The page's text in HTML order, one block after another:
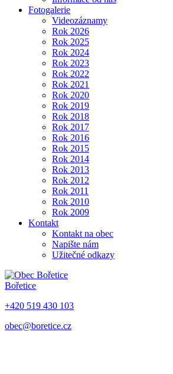
Fotogalerie
Videozáznamy
Rok 2026
Rok 2025
Rok 2024
Rok 2023
Rok 2022
Rok 2021
Rok 2020
Rok 2019
Rok 2018
Rok 2017
Rok 2016
Rok 2015
Rok 2014
Rok 2013
Rok 2012
Rok 2011
Rok 2010
Rok 2009
Kontakt
Kontakt na obec
Napište nám
Užitečné odkazy
Bořetice
+420 519 430 103
obec@boretice.cz